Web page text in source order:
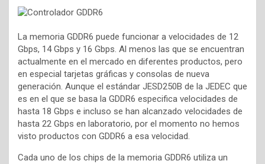
La memoria GDDR6 puede funcionar a velocidades de 12
Gbps, 14 Gbps y 16 Gbps. Al menos las que se encuentran
actualmente en el mercado en diferentes productos, pero
en especial tarjetas gráficas y consolas de nueva
generación. Aunque el estándar JESD250B de la JEDEC que
es en el que se basa la GDDR6 especifica velocidades de
hasta 18 Gbps e incluso se han alcanzado velocidades de
hasta 22 Gbps en laboratorio, por el momento no hemos
visto productos con GDDR6 a esa velocidad.
Cada uno de los chips de la memoria GDDR6 utiliza un